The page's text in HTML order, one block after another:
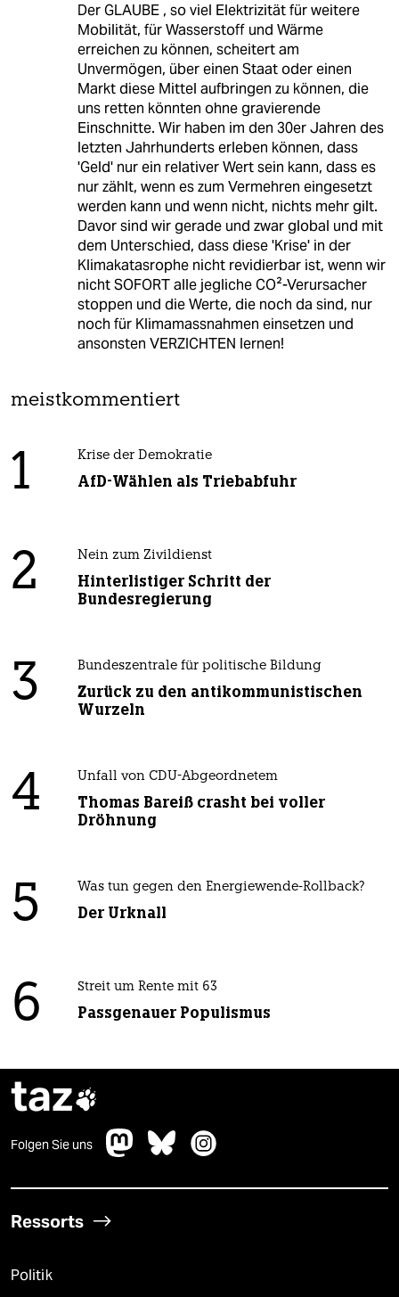
Der GLAUBE , so viel Elektrizität für weitere
Mobilität, für Wasserstoff und Wärme
erreichen zu können, scheitert am
Unvermögen, über einen Staat oder einen
Markt diese Mittel aufbringen zu können, die
uns retten könnten ohne gravierende
Einschnitte. Wir haben im den 30er Jahren des
letzten Jahrhunderts erleben können, dass
'Geld' nur ein relativer Wert sein kann, dass es
nur zählt, wenn es zum Vermehren eingesetzt
werden kann und wenn nicht, nichts mehr gilt.
Davor sind wir gerade und zwar global und mit
dem Unterschied, dass diese 'Krise' in der
Klimakatasrophe nicht revidierbar ist, wenn wir
nicht SOFORT alle jegliche CO²-Verursacher
stoppen und die Werte, die noch da sind, nur
noch für Klimamassnahmen einsetzen und
ansonsten VERZICHTEN lernen!
meistkommentiert
1 Krise der Demokratie
AfD-Wählen als Triebabfuhr
2 Nein zum Zivildienst
Hinterlistiger Schritt der
Bundesregierung
3 Bundeszentrale für politische Bildung
Zurück zu den antikommunistischen
Wurzeln
4 Unfall von CDU-Abgeordnetem
Thomas Bareiß crasht bei voller
Dröhnung
5 Was tun gegen den Energiewende-Rollback?
Der Urknall
6 Streit um Rente mit 63
Passgenauer Populismus
taz
Folgen Sie uns
Ressorts
Politik